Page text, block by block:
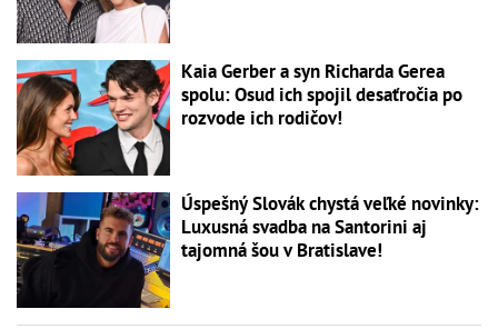
Kaia Gerber a syn Richarda Gerea
spolu: Osud ich spojil desaťročia po
rozvode ich rodičov!
Úspešný Slovák chystá veľké novinky:
Luxusná svadba na Santorini aj
tajomná šou v Bratislave!